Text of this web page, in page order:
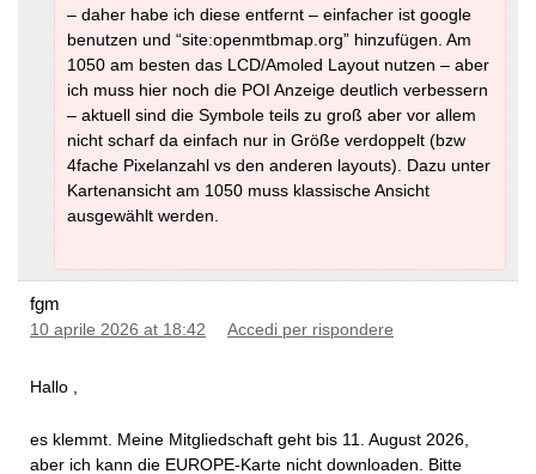
– daher habe ich diese entfernt – einfacher ist google
benutzen und “site:openmtbmap.org” hinzufügen. Am
1050 am besten das LCD/Amoled Layout nutzen – aber
ich muss hier noch die POI Anzeige deutlich verbessern
– aktuell sind die Symbole teils zu groß aber vor allem
nicht scharf da einfach nur in Größe verdoppelt (bzw
4fache Pixelanzahl vs den anderen layouts). Dazu unter
Kartenansicht am 1050 muss klassische Ansicht
ausgewählt werden.
fgm
10 aprile 2026 at 18:42 Accedi per rispondere
Hallo ,
es klemmt. Meine Mitgliedschaft geht bis 11. August 2026,
aber ich kann die EUROPE-Karte nicht downloaden. Bitte